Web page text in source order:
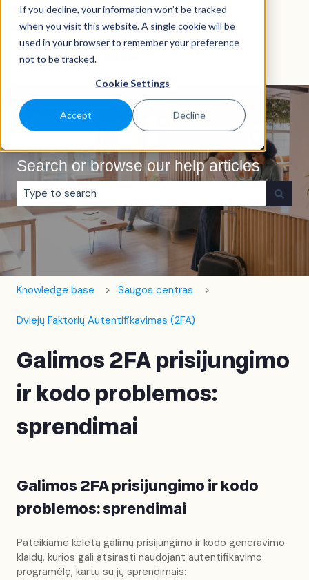
If you decline, your information won’t be tracked
when you visit this website. A single cookie will be
used in your browser to remember your preference
not to be tracked.
Cookie Settings
Accept Decline
LietuviųRodyti vertimų submeniu
Search or browse our help articles
Pasiūlymų nėra, nes tuščias paieškos laukas.
Knowledge base Saugos centras
Dviejų Faktorių Autentifikavimas (2FA)
Galimos 2FA prisijungimo
ir kodo problemos:
sprendimai
Galimos 2FA prisijungimo ir kodo
problemos: sprendimai
Pateikiame keletą galimų prisijungimo ir kodo generavimo
klaidų, kurios gali atsirasti naudojant autentifikavimo
programėlę, kartu su jų sprendimais: